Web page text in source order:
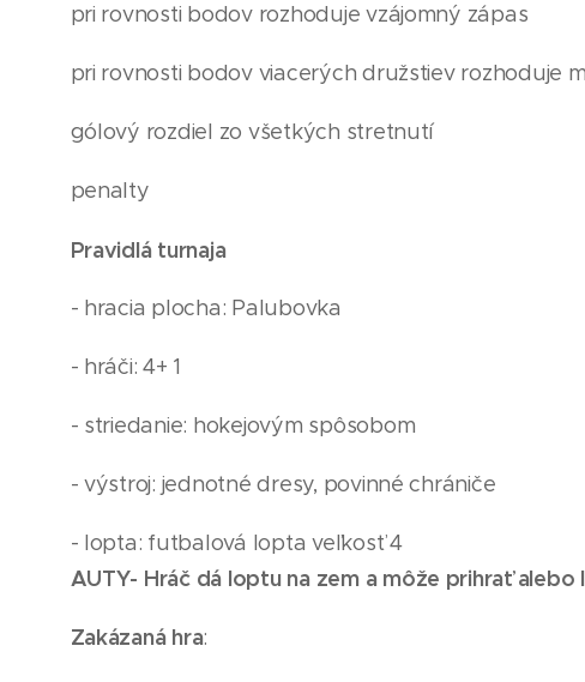
pri rovnosti bodov rozhoduje vzájomný zápas
pri rovnosti bodov viacerých družstiev rozhoduje
gólový rozdiel zo všetkých stretnutí
penalty
Pravidlá turnaja
- hracia plocha: Palubovka
- hráči: 4+ 1
- striedanie: hokejovým spôsobom
- výstroj: jednotné dresy, povinné chrániče
- lopta: futbalová lopta veľkosť 4
AUTY- Hráč dá loptu na zem a môže prihrať
Zakázaná hra: